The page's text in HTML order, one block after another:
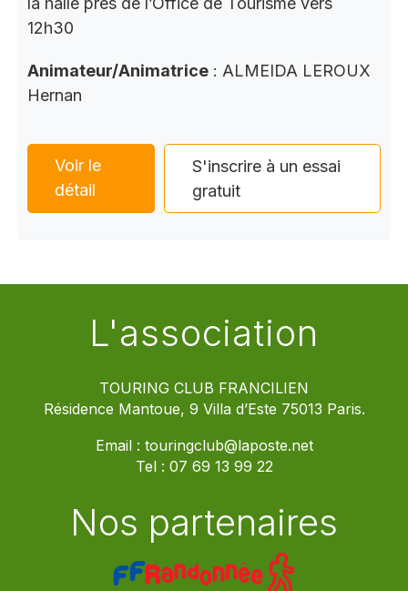
12h30
Animateur/Animatrice : ALMEIDA LEROUX
Hernan
Voir le
détail
S'inscrire à un essai
gratuit
L'association
TOURING CLUB FRANCILIEN
Résidence Mantoue, 9 Villa d’Este 75013 Paris.
Email : touringclub@laposte.net
Tel : 07 69 13 99 22
Nos partenaires